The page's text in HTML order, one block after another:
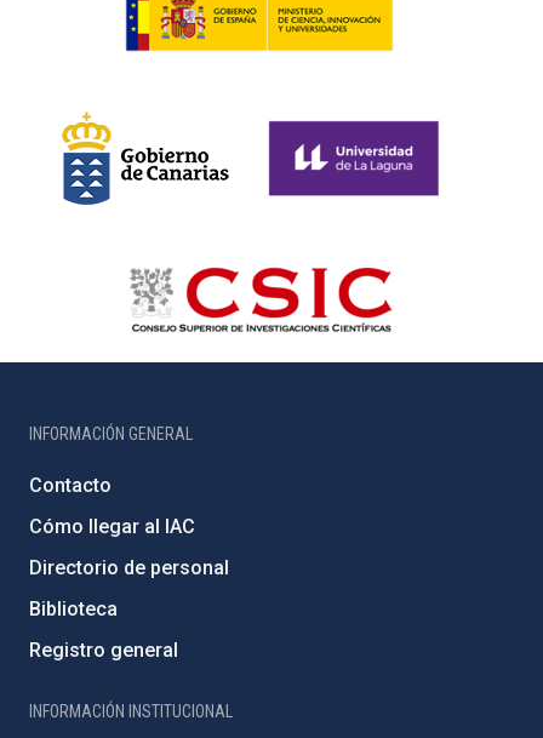
INFORMACIÓN GENERAL
Contacto
Cómo llegar al IAC
Directorio de personal
Biblioteca
Registro general
INFORMACIÓN INSTITUCIONAL